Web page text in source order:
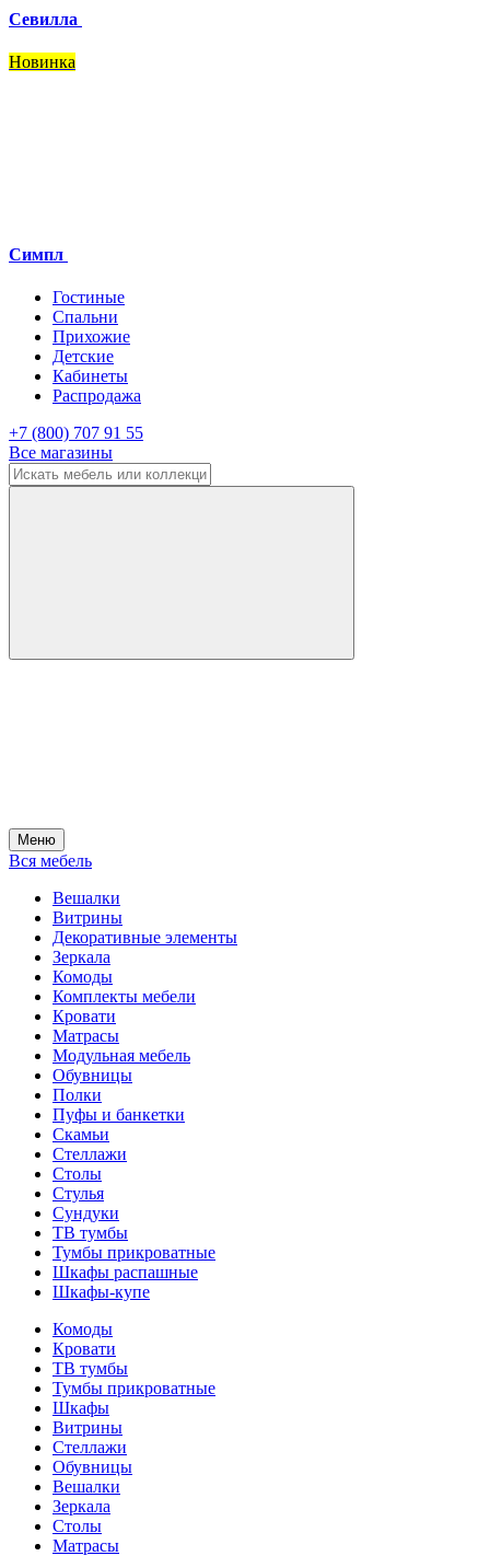
Севилла
Новинка
Симпл
Гостиные
Спальни
Прихожие
Детские
Кабинеты
Распродажа
+7 (800) 707 91 55
Все магазины
Меню
Вся мебель
Вешалки
Витрины
Декоративные элементы
Зеркала
Комоды
Комплекты мебели
Кровати
Матрасы
Модульная мебель
Обувницы
Полки
Пуфы и банкетки
Скамьи
Стеллажи
Столы
Стулья
Сундуки
ТВ тумбы
Тумбы прикроватные
Шкафы распашные
Шкафы-купе
Комоды
Кровати
ТВ тумбы
Тумбы прикроватные
Шкафы
Витрины
Стеллажи
Обувницы
Вешалки
Зеркала
Столы
Матрасы